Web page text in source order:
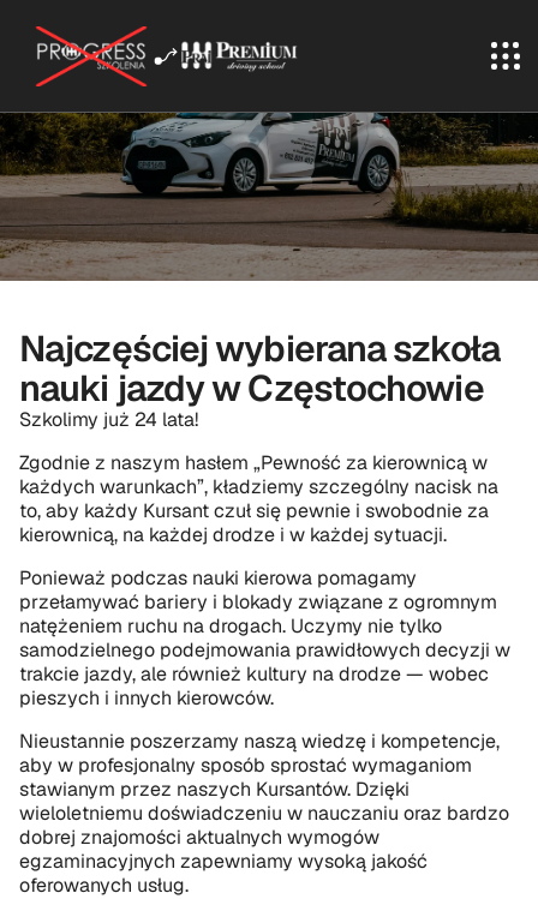
Najczęściej wybierana szkoła
nauki jazdy w Częstochowie
Szkolimy już 24 lata!
Zgodnie z naszym hasłem „Pewność za kierownicą w
każdych warunkach”, kładziemy szczególny nacisk na
to, aby każdy Kursant czuł się pewnie i swobodnie za
kierownicą, na każdej drodze i w każdej sytuacji.
Ponieważ podczas nauki kierowa pomagamy
przełamywać bariery i blokady związane z ogromnym
natężeniem ruchu na drogach. Uczymy nie tylko
samodzielnego podejmowania prawidłowych decyzji w
trakcie jazdy, ale również kultury na drodze — wobec
pieszych i innych kierowców.
Nieustannie poszerzamy naszą wiedzę i kompetencje,
aby w profesjonalny sposób sprostać wymaganiom
stawianym przez naszych Kursantów. Dzięki
wieloletniemu doświadczeniu w nauczaniu oraz bardzo
dobrej znajomości aktualnych wymogów
egzaminacyjnych zapewniamy wysoką jakość
oferowanych usług.